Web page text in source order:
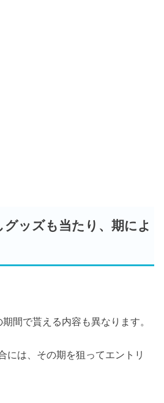
ッズも当たり、期によ
間で貰える内容も異なります。
には、その期を狙ってエントリ